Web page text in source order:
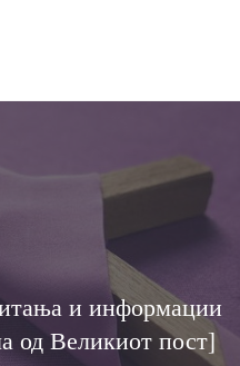
и информации
од Великиот пост]